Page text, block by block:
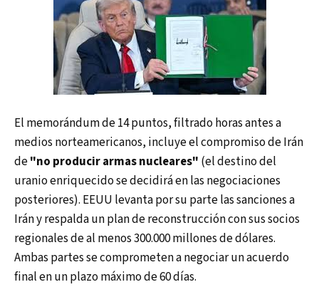
El memorándum de 14 puntos, filtrado horas antes a
medios norteamericanos, incluye el compromiso de Irán
de"no producir armas nucleares" (el destino del
uranio enriquecido se decidirá en las negociaciones
posteriores). EEUU levanta por su parte las sanciones a
Irán y respalda un plan de reconstrucción con sus socios
regionales de al menos 300.000 millones de dólares.
Ambas partes se comprometen a negociar un acuerdo
final en un plazo máximo de 60 días.